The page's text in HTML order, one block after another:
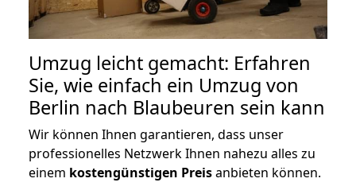
Umzug leicht gemacht: Erfahren
Sie, wie einfach ein Umzug von
Berlin nach Blaubeuren sein kann
Wir können Ihnen garantieren, dass unser
professionelles Netzwerk Ihnen nahezu alles zu
einem kostengünstigen Preisanbieten können.